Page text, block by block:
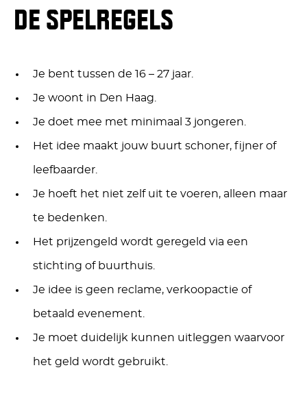
DE SPELREGELS
Je bent tussen de 16 – 27 jaar.
Je woont in Den Haag.
Je doet mee met minimaal 3 jongeren.
Het idee maakt jouw buurt schoner, fijner of
leefbaarder.
Je hoeft het niet zelf uit te voeren, alleen maar
te bedenken.
Het prijzengeld wordt geregeld via een
stichting of buurthuis.
Je idee is geen reclame, verkoopactie of
betaald evenement.
Je moet duidelijk kunnen uitleggen waarvoor
het geld wordt gebruikt.